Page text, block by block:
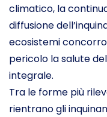
climatico, la
diffusione
ecosistemi
pericolo la salute
integrale.
Tra le forme più
rientrano gli